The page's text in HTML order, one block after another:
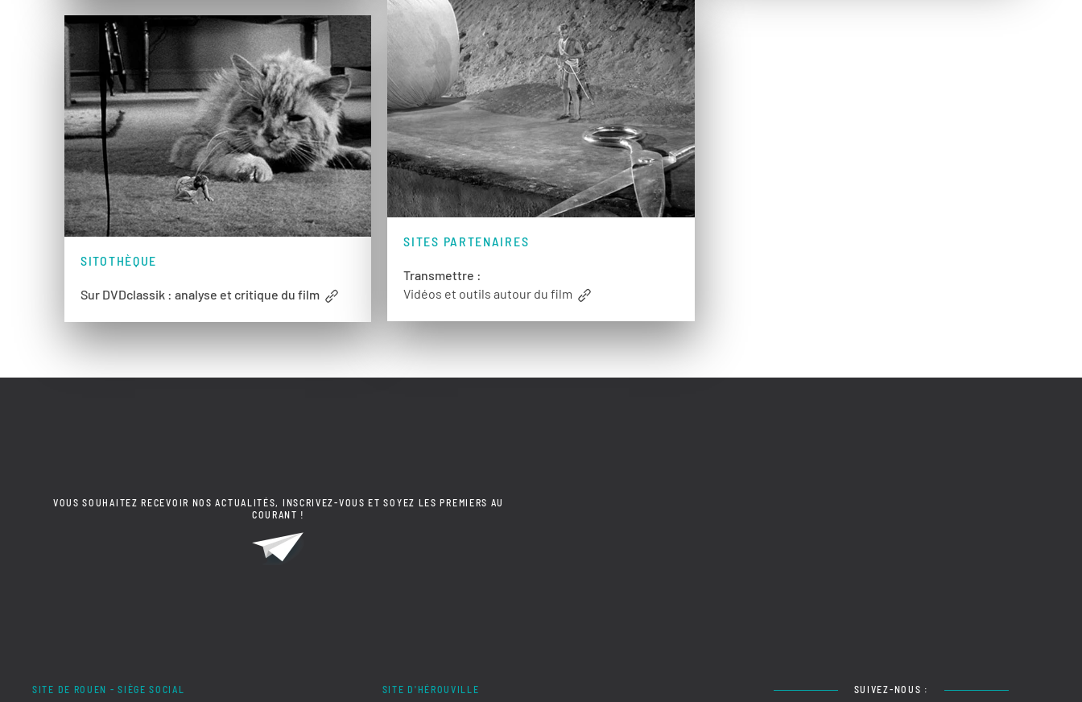
SITOTHÈQUE
Sur DVDclassik : analyse et critique du film
SITES PARTENAIRES
Transmettre :
Vidéos et outils autour du film
VOUS SOUHAITEZ RECEVOIR NOS ACTUALITÉS, INSCRIVEZ-VOUS ET SOYEZ LES PREMIERS AU
COURANT !
SITE DE ROUEN - SIÈGE SOCIAL SITE D'HÉROUVILLE SUIVEZ-NOUS :